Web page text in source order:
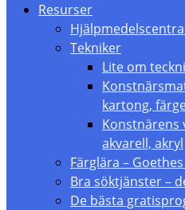
Resurser
Tekniker
Lite om
kartong,
Konstnärens
akvarell, akryl
Färglära –
Bra söktjänster –
De bästa